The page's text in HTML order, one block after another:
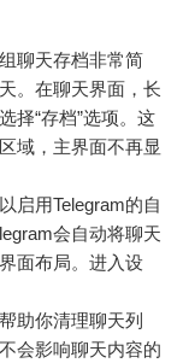
聊天存档非常简
。在聊天界面，长
择“存档”选项。这
域，主界面不再显
启用Telegram的自
会自动将聊天
面布局。进入设
助你清理聊天列
会影响聊天内容的